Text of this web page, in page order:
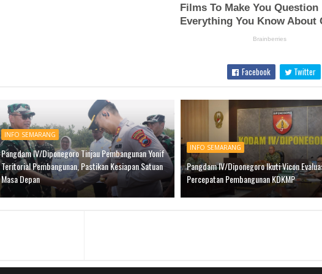
Facebook Twitter
INFO SEMARANG
Pangdam IV/Diponegoro Tinjau Pembangunan Yonif
Teritorial Pembangunan, Pastikan Kesiapan Satuan
Masa Depan
INFO SEMARANG
Pangdam IV/Diponegoro Ikuti Vicon
Percepatan Pembangunan KDKMP